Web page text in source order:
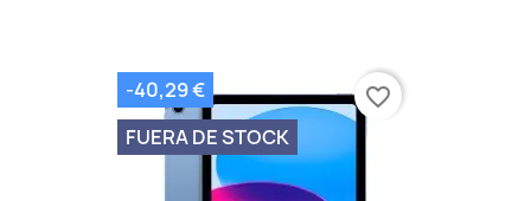
-40,29 €
FUERA DE STOCK
favorite_border